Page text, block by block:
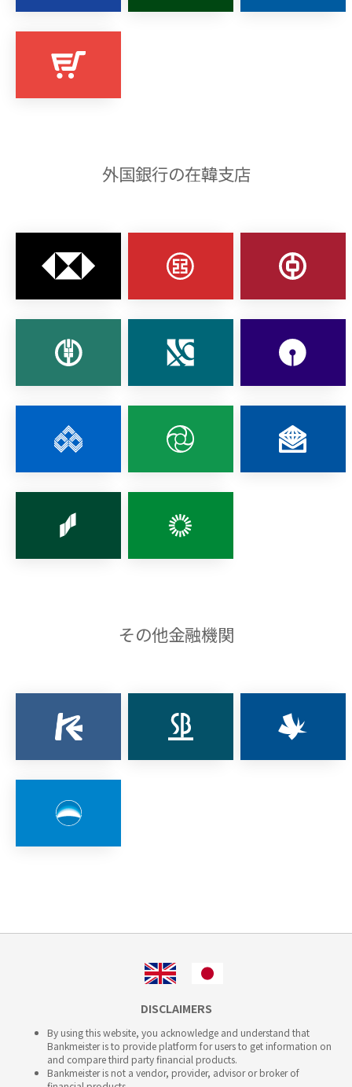
外国銀行の在韓支店
その他金融機関
DISCLAIMERS
By using this website, you acknowledge and understand that
Bankmeister is to provide platform for users to get information on
and compare third party financial products.
Bankmeister is not a vendor, provider, advisor or broker of